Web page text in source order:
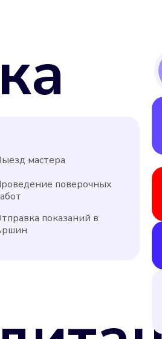
мастера
поверочных
показаний в